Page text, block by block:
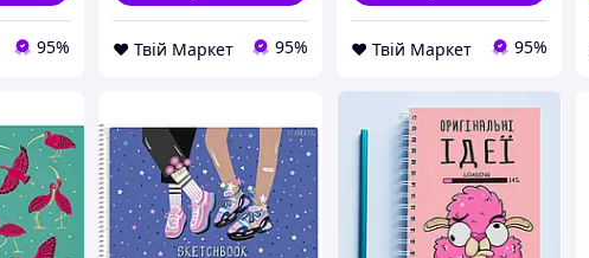
95% ❤️ Твій Маркет 95% ❤️ Твій Маркет 95%